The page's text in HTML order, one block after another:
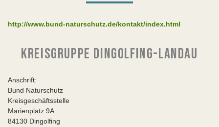
http://www.bund-naturschutz.de/kontakt/index.html
KREISGRUPPE DINGOLFING-LANDAU
Anschrift:
Bund Naturschutz
Kreisgeschäftsstelle
Marienplatz 9A
84130 Dingolfing